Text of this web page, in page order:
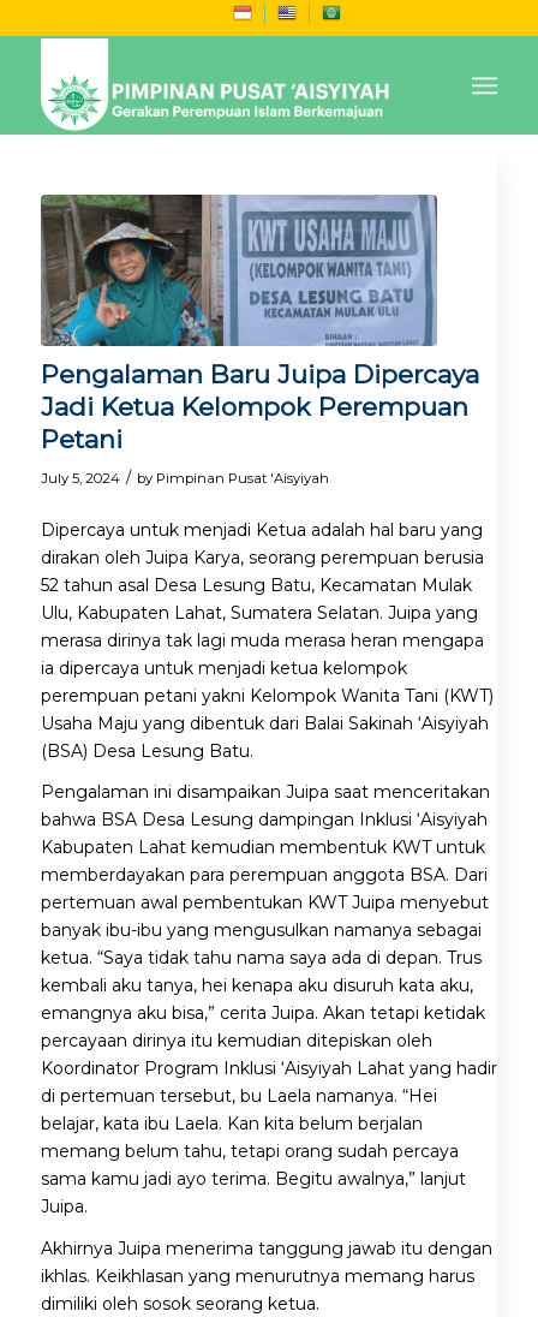
Pengalaman Baru Juipa Dipercaya
Jadi Ketua Kelompok Perempuan
Petani
July 5, 2024 / by Pimpinan Pusat 'Aisyiyah
Dipercaya untuk menjadi Ketua adalah hal baru yang
dirakan oleh Juipa Karya, seorang perempuan berusia
52 tahun asal Desa Lesung Batu, Kecamatan Mulak
Ulu, Kabupaten Lahat, Sumatera Selatan. Juipa yang
merasa dirinya tak lagi muda merasa heran mengapa
ia dipercaya untuk menjadi ketua kelompok
perempuan petani yakni Kelompok Wanita Tani (KWT)
Usaha Maju yang dibentuk dari Balai Sakinah ‘Aisyiyah
(BSA) Desa Lesung Batu.
Pengalaman ini disampaikan Juipa saat menceritakan
bahwa BSA Desa Lesung dampingan Inklusi ‘Aisyiyah
Kabupaten Lahat kemudian membentuk KWT untuk
memberdayakan para perempuan anggota BSA. Dari
pertemuan awal pembentukan KWT Juipa menyebut
banyak ibu-ibu yang mengusulkan namanya sebagai
ketua. “Saya tidak tahu nama saya ada di depan. Trus
kembali aku tanya, hei kenapa aku disuruh kata aku,
emangnya aku bisa,” cerita Juipa. Akan tetapi ketidak
percayaan dirinya itu kemudian ditepiskan oleh
Koordinator Program Inklusi ‘Aisyiyah Lahat yang hadir
di pertemuan tersebut, bu Laela namanya. “Hei
belajar, kata ibu Laela. Kan kita belum berjalan
memang belum tahu, tetapi orang sudah percaya
sama kamu jadi ayo terima. Begitu awalnya,” lanjut
Juipa.
Akhirnya Juipa menerima tanggung jawab itu dengan
ikhlas. Keikhlasan yang menurutnya memang harus
dimiliki oleh sosok seorang ketua.